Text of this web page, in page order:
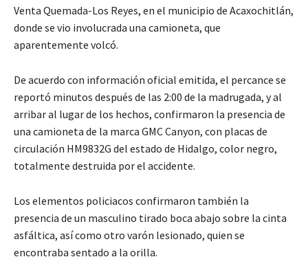
Venta Quemada-Los Reyes, en el municipio de Acaxochitlán,
donde se vio involucrada una camioneta, que
aparentemente volcó.
De acuerdo con información oficial emitida, el percance se
reportó minutos después de las 2:00 de la madrugada, y al
arribar al lugar de los hechos, confirmaron la presencia de
una camioneta de la marca GMC Canyon, con placas de
circulación HM9832G del estado de Hidalgo, color negro,
totalmente destruida por el accidente.
Los elementos policiacos confirmaron también la
presencia de un masculino tirado boca abajo sobre la cinta
asfáltica, así como otro varón lesionado, quien se
encontraba sentado a la orilla.